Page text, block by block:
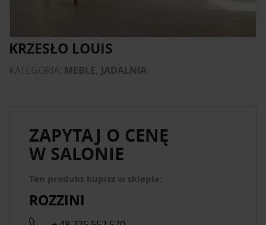
KRZESŁO LOUIS
KATEGORIA: MEBLE, JADALNIA
ZAPYTAJ O CENĘ
W SALONIE
Ten produkt kupisz w sklepie:
ROZZINI